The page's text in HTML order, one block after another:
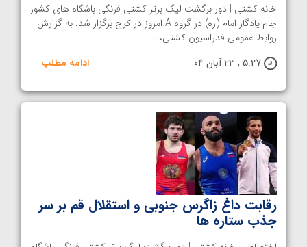
خانه کشتی | دور برگشت لیگ برتر کشتی فرنگی باشگاه های کشور
جام یادگار امام (ره) در گروه A امروز در کرج برگزار شد. به گزارش
روابط عمومی فدراسیون کشتی، ...
5:27 , 23 آبان 04
ادامه مطلب
رقابت داغ زاگرس جنوبی و استقلال قم بر سر
جذب ستاره ها